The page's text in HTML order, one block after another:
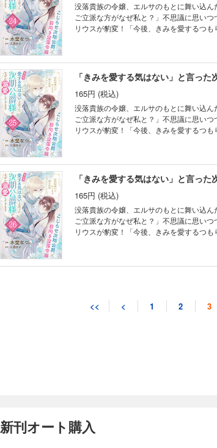
没落貴族の令嬢、エルサのもとに舞い込
ご立派な方がなぜ私と？」不思議に思い
リウスが豹変！「今後、きみを愛するつ
「きみを愛する気はない」と言っ
165円 (税込)
没落貴族の令嬢、エルサのもとに舞い込
ご立派な方がなぜ私と？」不思議に思い
リウスが豹変！「今後、きみを愛するつ
「きみを愛する気はない」と言っ
165円 (税込)
没落貴族の令嬢、エルサのもとに舞い込
ご立派な方がなぜ私と？」不思議に思い
リウスが豹変！「今後、きみを愛するつ
<< < 1 2 3
新刊オート購入